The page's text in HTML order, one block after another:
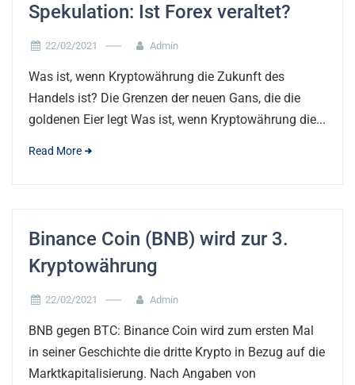
Spekulation: Ist Forex veraltet?
22/02/2021 Admin
Was ist, wenn Kryptowährung die Zukunft des
Handels ist? Die Grenzen der neuen Gans, die die
goldenen Eier legt Was ist, wenn Kryptowährung die...
Read More
Binance Coin (BNB) wird zur 3.
Kryptowährung
22/02/2021 Admin
BNB gegen BTC: Binance Coin wird zum ersten Mal
in seiner Geschichte die dritte Krypto in Bezug auf die
Marktkapitalisierung. Nach Angaben von